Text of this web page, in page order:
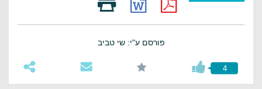
פורסם ע"י: שי טביב
4